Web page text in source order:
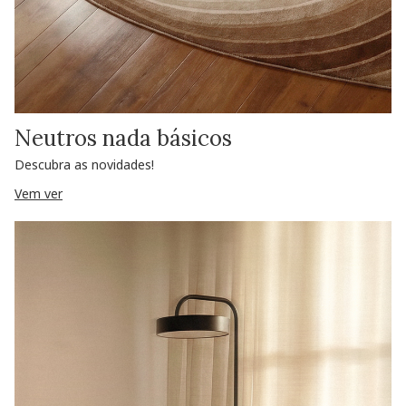
Neutros nada básicos
Descubra as novidades!
Vem ver